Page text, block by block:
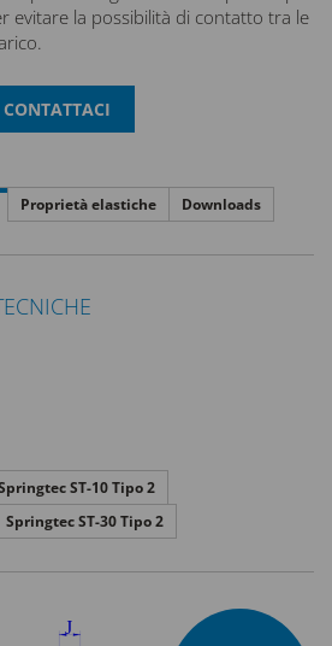
evitare la possibilità di contatto tra le
Proprietà elastiche
Downloads
ST-10 Tipo 2
Springtec ST-30 Tipo 2